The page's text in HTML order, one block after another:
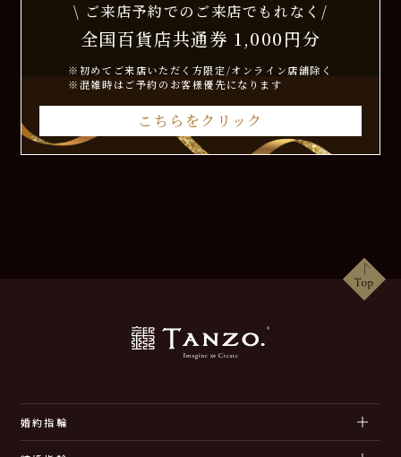
\ ご来店予約でのご来店でもれなく/
全国百貨店共通券 1,000円分
※初めてご来店いただく方限定/オンライン店舗除く
※混雑時はご予約のお客様優先になります
こちらをクリック
婚約指輪